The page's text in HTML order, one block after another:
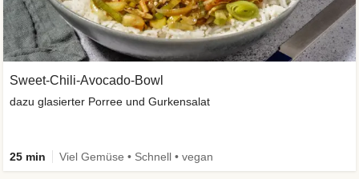
Sweet-Chili-Avocado-Bowl
dazu glasierter Porree und Gurkensalat
25 min Viel Gemüse • Schnell • vegan